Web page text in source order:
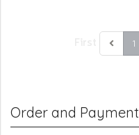
1
Order and Payment